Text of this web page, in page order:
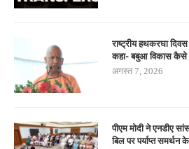
राष्ट्रीय हथकरघा
कहा- बबुआ विकास कैसे
अगस्त 7, 2026
पीएम मोदी ने एनडीए
बिल पर पर्याप्त